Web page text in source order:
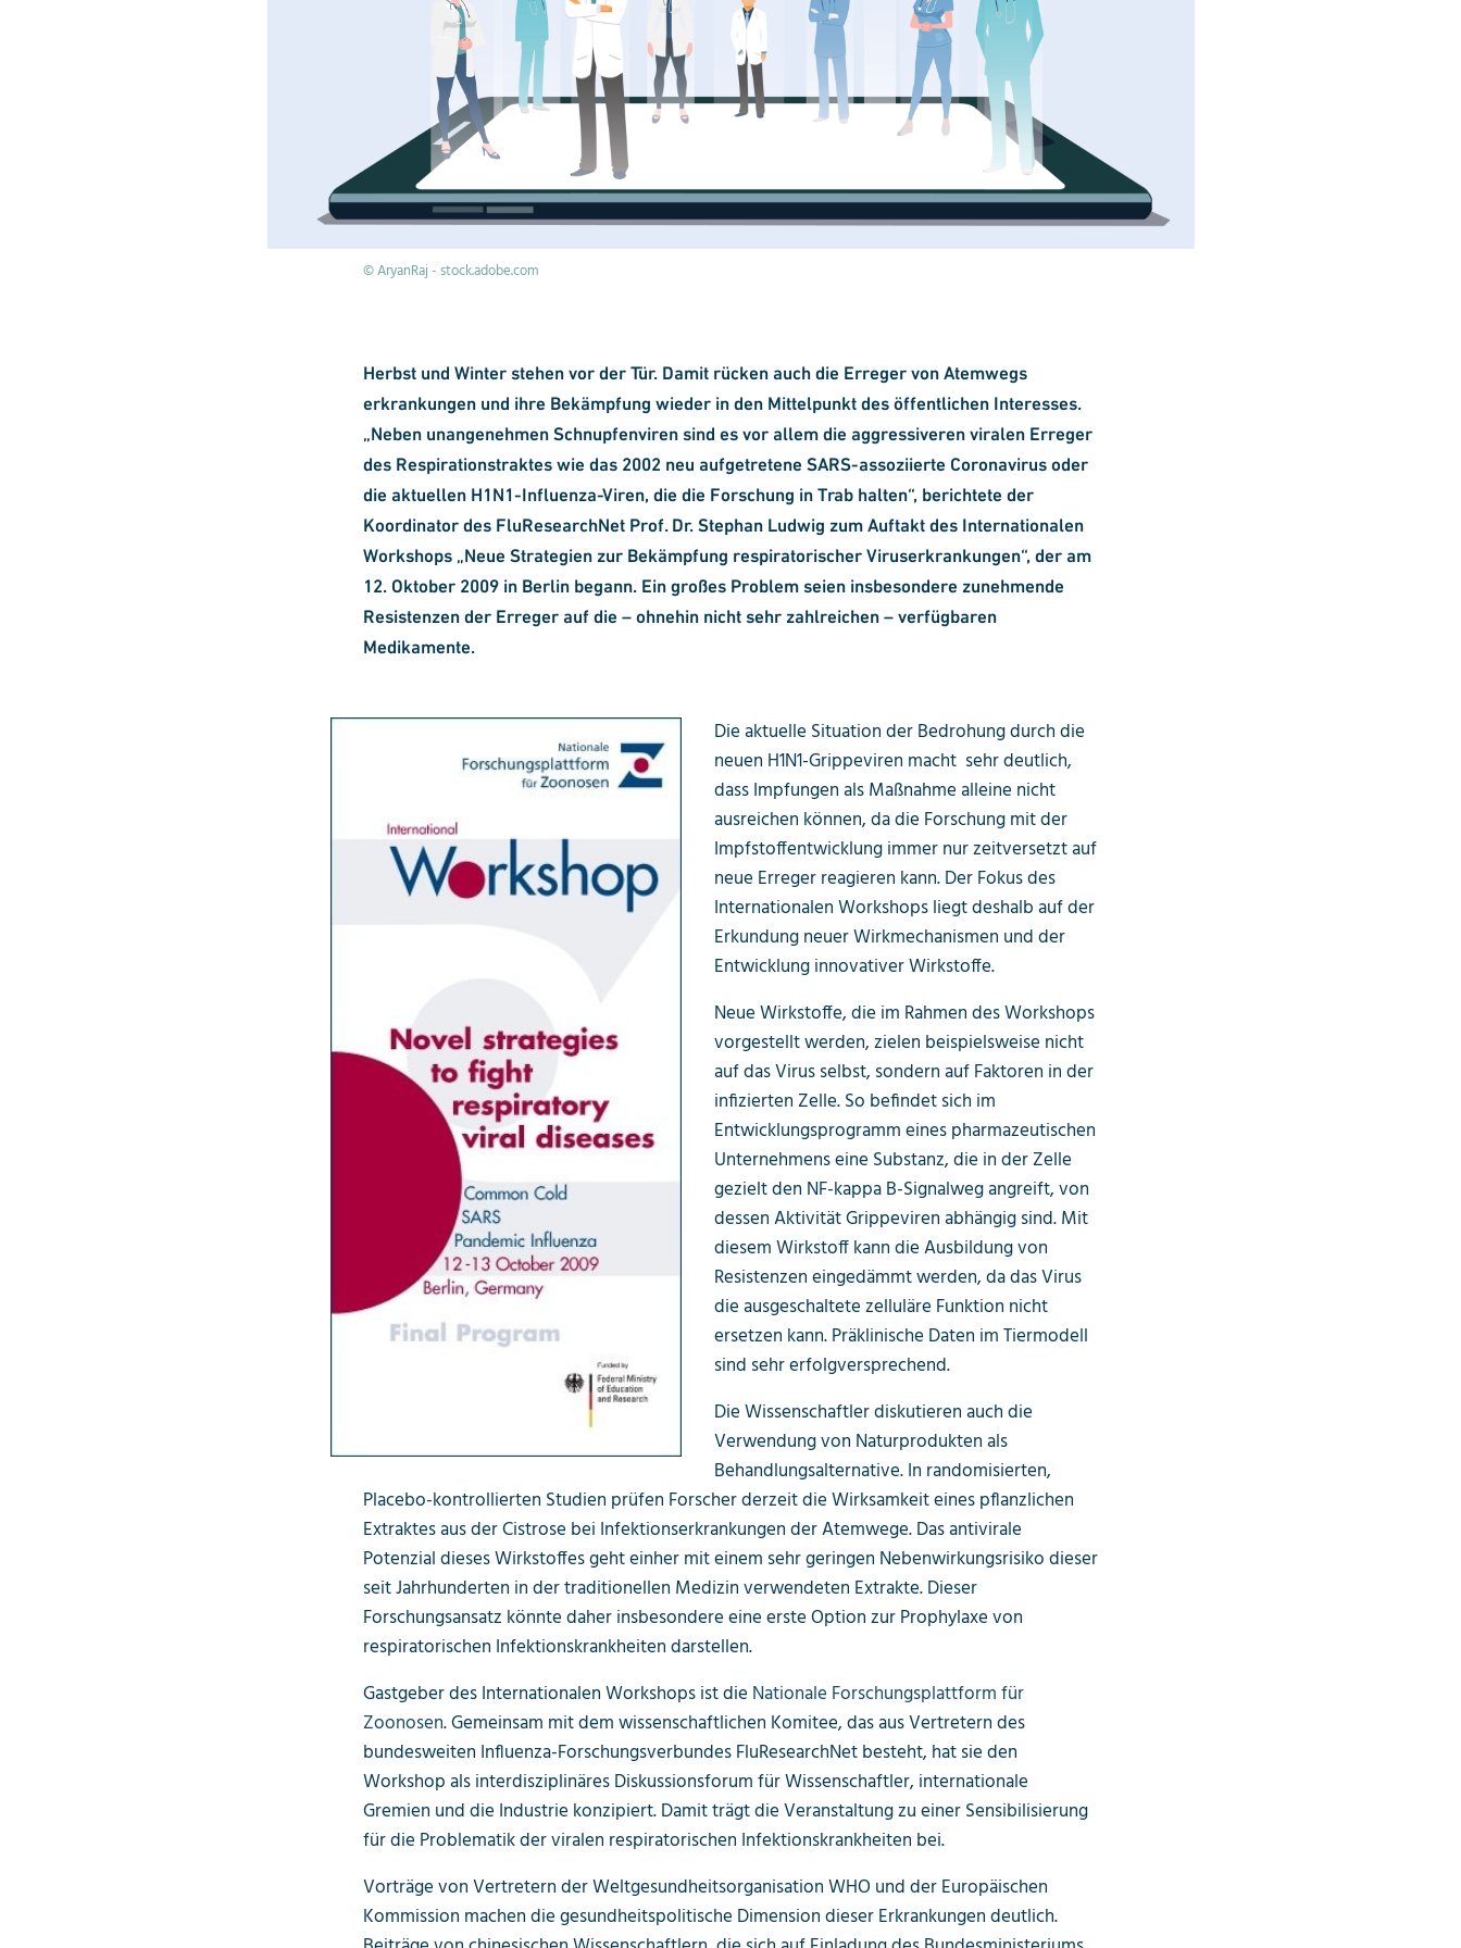
© AryanRaj - stock.adobe.com
Herbst und Winter stehen vor der Tür. Damit rücken auch die Erreger von Atemwegs
erkrankungen und ihre Bekämpfung wieder in den Mittelpunkt des öffentlichen Interesses.
„Neben unangenehmen Schnupfenviren sind es vor allem die aggressiveren viralen Erreger
des Respirationstraktes wie das 2002 neu aufgetretene SARS-assoziierte Coronavirus oder
die aktuellen H1N1-Influenza-Viren, die die Forschung in Trab halten“, berichtete der
Koordinator des FluResearchNet Prof. Dr. Stephan Ludwig zum Auftakt des Internationalen
Workshops „Neue Strategien zur Bekämpfung respiratorischer Viruserkrankungen“, der am
12. Oktober 2009 in Berlin begann. Ein großes Problem seien insbesondere zunehmende
Resistenzen der Erreger auf die – ohnehin nicht sehr zahlreichen – verfügbaren
Medikamente.
Die aktuelle Situation der Bedrohung durch die
neuen H1N1-Grippeviren macht sehr deutlich,
dass Impfungen als Maßnahme alleine nicht
ausreichen können, da die Forschung mit der
Impfstoff­entwicklung immer nur zeitversetzt auf
neue Erreger reagieren kann. Der Fokus des
Internationalen Workshops liegt deshalb auf der
Erkundung neuer Wirkmechanismen und der
Entwicklung innovativer Wirkstoffe.
Neue Wirkstoffe, die im Rahmen des Workshops
vorgestellt werden, zielen beispielsweise nicht
auf das Virus selbst, sondern auf Faktoren in der
infizierten Zelle. So befindet sich im
Entwicklungs­programm eines pharmazeutischen
Unternehmens eine Substanz, die in der Zelle
gezielt den NF-kappa B-Signalweg angreift, von
dessen Aktivität Grippeviren abhängig sind. Mit
diesem Wirkstoff kann die Ausbildung von
Resistenzen eingedämmt werden, da das Virus
die ausgeschaltete zelluläre Funktion nicht
ersetzen kann. Präklinische Daten im Tiermodell
sind sehr erfolgversprechend.
Die Wissenschaftler diskutieren auch die
Verwendung von Naturprodukten als
Behandlungs­alternative. In randomisierten,
Placebo-kontrollierten Studien prüfen Forscher derzeit die Wirksamkeit eines pflanzlichen
Extraktes aus der Cistrose bei Infektions­erkrankungen der Atemwege. Das antivirale
Potenzial dieses Wirkstoffes geht einher mit einem sehr geringen Neben­wirkungs­risiko dieser
seit Jahrhunderten in der traditionellen Medizin verwendeten Extrakte. Dieser
Forschungsansatz könnte daher insbesondere eine erste Option zur Prophylaxe von
respiratorischen Infektions­krankheiten darstellen.
Gastgeber des Internationalen Workshops ist die Nationale Forschungsplattform für
Zoonosen. Gemeinsam mit dem wissenschaftlichen Komitee, das aus Vertretern des
bundesweiten Influenza-Forschungsverbundes FluResearchNet besteht, hat sie den
Workshop als interdisziplinäres Diskussionsforum für Wissenschaftler, internationale
Gremien und die Industrie konzipiert. Damit trägt die Veranstaltung zu einer Sensibilisierung
für die Problematik der viralen respiratorischen Infektions­krankheiten bei.
Vorträge von Vertretern der Welt­gesund­heits­organisation WHO und der Europäischen
Kommission machen die gesundheitspolitische Dimension dieser Erkrankungen deutlich.